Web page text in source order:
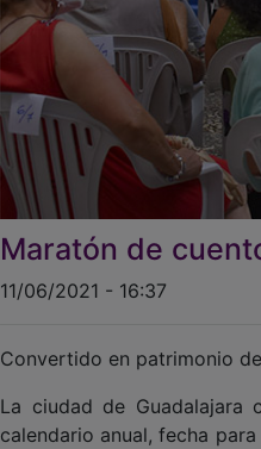
Maratón de
11/06/2021 - 16:37
Convertido en patrimonio
La ciudad de
calendario anual, fecha